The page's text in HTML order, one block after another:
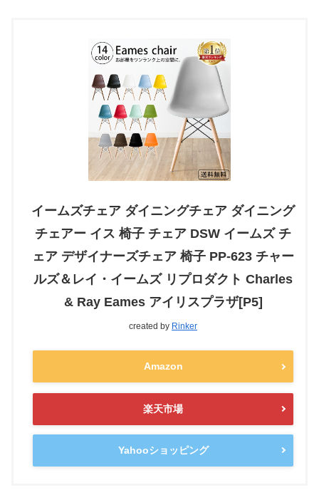
イームズチェア ダイニングチェア ダイニング
チェアー イス 椅子 チェア DSW イームズ チ
ェア デザイナーズチェア 椅子 PP-623 チャー
ルズ＆レイ・イームズ リプロダクト Charles
& Ray Eames アイリスプラザ[P5]
created by Rinker
Amazon
楽天市場
Yahooショッピング